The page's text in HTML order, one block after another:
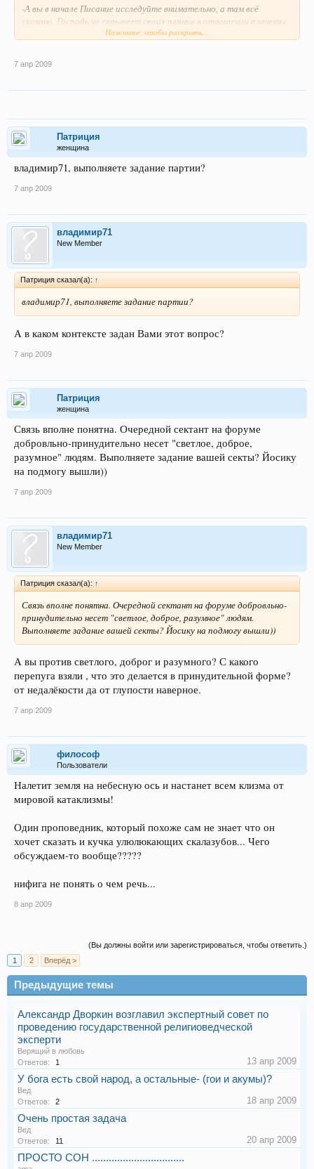
-А вы в начале Писание исследуйте внимательно, а там всё
сказано, Господь не скрывает своих планов в отношении планеты
и человечества и даёт выбрать сторону - зло или добро. А про
Отец, который на Небесах". И чем же он - глава католической
церкви свят? В чём гордость моя выражается?
Нажмите, чтобы раскрыть...
7 апр 2009
Патриция
женщина
владимир71, выполняете задание партии?
7 апр 2009
владимир71
New Member
Патриция сказал(а): ↑
владимир71, выполняете задание партии?
А в каком контексте задан Вами этот вопрос?
7 апр 2009
Патриция
женщина
Связь вполне понятна. Очередной сектант на форуме
добровльно-принудительно несет "светлое, доброе,
разумное" людям. Выполняете задание вашей секты? Йосику
на подмогу вышли))
7 апр 2009
владимир71
New Member
Патриция сказал(а): ↑
Связь вполне понятна. Очередной сектант на форуме добровльно-
принудительно несет "светлое, доброе, разумное" людям.
Выполняете задание вашей секты? Йосику на подмогу вышли))
А вы против светлого, доброг и разумного? С какого
перепуга взяли , что это делается в принудительной форме?
от недалёкости да от глупости наверное.
7 апр 2009
философ
Пользователи
Налетит земля на небесную ось и настанет всем клизма от
мировой катаклизмы!
Один проповедник, который похоже сам не знает что он
хочет сказать и кучка улюлюкающих скалазубов... Чего
обсуждаем-то вообще?????
нифига не понять о чем речь...
8 апр 2009
(Вы должны войти или зарегистрироваться, чтобы ответить.)
1
2 Вперёд >
Предыдущие темы
Александр Дворкин возглавил экспертный совет по
проведению государственной религиоведческой
эксперти
Верящий в любовь
Ответов:
1 13 апр 2009
У бога есть свой народ, а остальные- (гои и акумы)?
Вед
Ответов:
2 18 апр 2009
Очень простая задача
Вед
Ответов:
11 20 апр 2009
ПРОСТО СОН .................................